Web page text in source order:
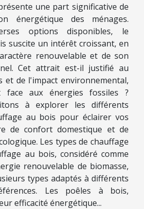
une part significative de
énergétique des ménages.
options disponibles, le
suscite un intérêt croissant, en
renouvelable et de son
Cet attrait est-il justifié au
et de l'impact environnemental,
face aux énergies fossiles ?
à explorer les différents
au bois pour éclairer vos
de confort domestique et de
Les types de chauffage
au bois, considéré comme
renouvelable de biomasse,
types adaptés à différents
Les poêles à bois,
efficacité énergétique...